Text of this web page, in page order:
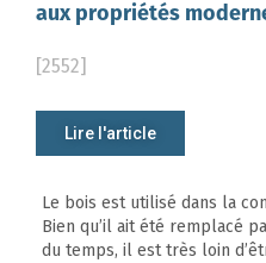
aux propriétés
[2552]
Lire l'article
Le bois est utilisé dans la
Bien qu’il ait été remplacé
du temps, il est très loin